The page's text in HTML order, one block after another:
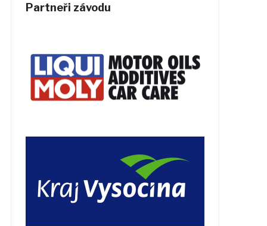
Partneři závodu